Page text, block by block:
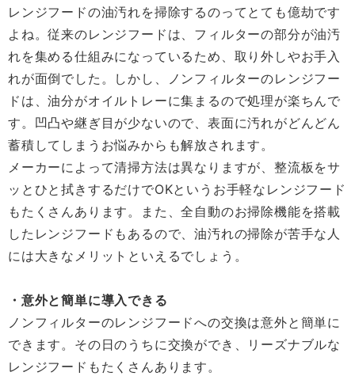
レンジフードの油汚れを掃除するのってとても億劫です
よね。従来のレンジフードは、フィルターの部分が油汚
れを集める仕組みになっているため、取り外しやお手入
れが面倒でした。しかし、ノンフィルターのレンジフー
ドは、油分がオイルトレーに集まるので処理が楽ちんで
す。凹凸や継ぎ目が少ないので、表面に汚れがどんどん
蓄積してしまうお悩みからも解放されます。
メーカーによって清掃方法は異なりますが、整流板をサ
ッとひと拭きするだけでOKというお手軽なレンジフード
もたくさんあります。また、全自動のお掃除機能を搭載
したレンジフードもあるので、油汚れの掃除が苦手な人
には大きなメリットといえるでしょう。
・意外と簡単に導入できる
ノンフィルターのレンジフードへの交換は意外と簡単に
できます。その日のうちに交換ができ、リーズナブルな
レンジフードもたくさんあります。